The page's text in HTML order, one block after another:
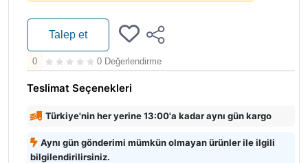
Talep et
0 0 Değerlendirme
Teslimat Seçenekleri
Türkiye'nin her yerine 13:00'a kadar aynı gün kargo
Aynı gün gönderimi mümkün olmayan ürünler ile ilgili
bilgilendirilirsiniz.